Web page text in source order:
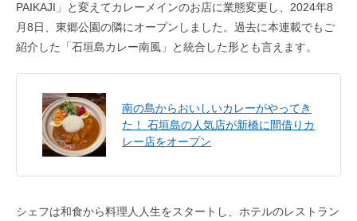
PAIKAJI」と変えてカレーメインのお店に業態変更し、2024年8
月8日、東郷公園の隣にオープンしました。過去に本連載でもご
紹介した「石垣島カレー南風」と統合した形とも言えます。
南の島からおいしいカレーがやってき
た！ 石垣島の人気店が新橋に間借りカ
レー店をオープン
シェフは和食から料理人人生をスタートし、ホテルのレストラン